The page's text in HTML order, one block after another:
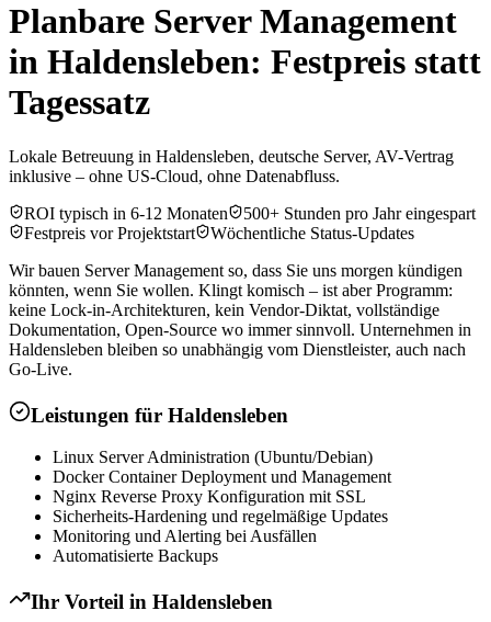
Planbare Server Management
in Haldensleben: Festpreis statt
Tagessatz
Lokale Betreuung in Haldensleben, deutsche Server, AV-Vertrag
inklusive – ohne US-Cloud, ohne Datenabfluss.
ROI typisch in 6-12 Monaten
500+ Stunden pro Jahr eingespart
Festpreis vor Projektstart
Wöchentliche Status-Updates
Wir bauen Server Management so, dass Sie uns morgen kündigen
könnten, wenn Sie wollen. Klingt komisch – ist aber Programm:
keine Lock-in-Architekturen, kein Vendor-Diktat, vollständige
Dokumentation, Open-Source wo immer sinnvoll. Unternehmen in
Haldensleben bleiben so unabhängig vom Dienstleister, auch nach
Go-Live.
Leistungen für Haldensleben
Linux Server Administration (Ubuntu/Debian)
Docker Container Deployment und Management
Nginx Reverse Proxy Konfiguration mit SSL
Sicherheits-Hardening und regelmäßige Updates
Monitoring und Alerting bei Ausfällen
Automatisierte Backups
Ihr Vorteil in Haldensleben